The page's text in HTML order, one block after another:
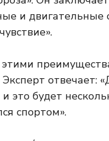
и двигательные
отвечает:
и это будет
спортом».